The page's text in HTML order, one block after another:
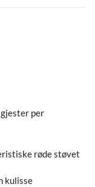
per
røde støvet
kulisse